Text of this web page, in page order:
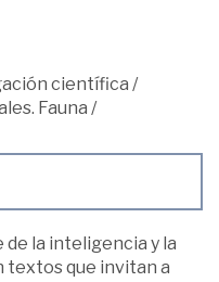
científica /
Fauna /
la inteligencia y la
textos que invitan a